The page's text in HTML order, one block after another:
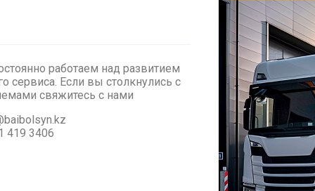
работаем над развитием
сервиса. Если вы столкнулись с
cвяжитесь с нами
419 3406